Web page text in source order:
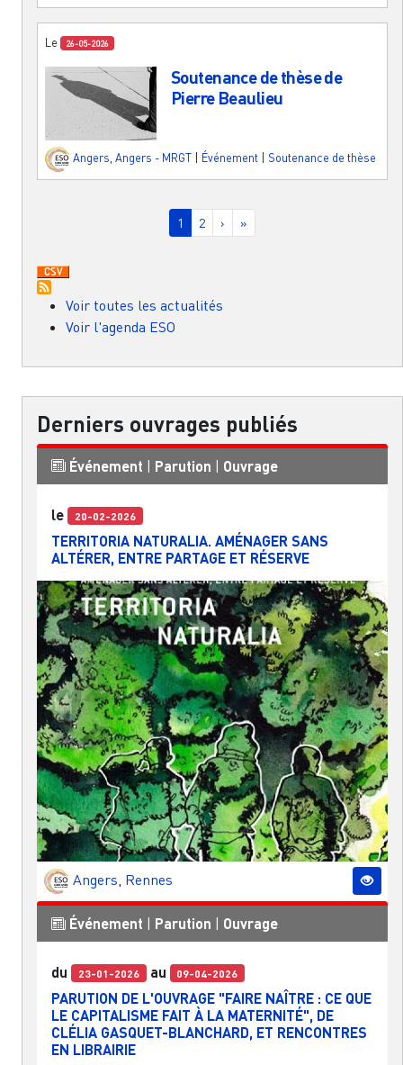
Le 26-05-2026
Soutenance de thèse de
Pierre Beaulieu
Angers Angers - MRGT Événement Soutenance de thèse
Page courante
1 Page
2 Page suivante
› Dernière page
»
Voir toutes les actualités
Voir l'agenda ESO
Derniers ouvrages publiés
Événement | Parution | Ouvrage
le 20-02-2026
TERRITORIA NATURALIA. AMÉNAGER SANS
ALTÉRER, ENTRE PARTAGE ET RÉSERVE
Angers Rennes
Événement Parution Ouvrage
du 23-01-2026 au 09-04-2026
PARUTION DE L'OUVRAGE "FAIRE NAÎTRE : CE QUE
LE CAPITALISME FAIT À LA MATERNITÉ", DE
CLÉLIA GASQUET-BLANCHARD, ET RENCONTRES
EN LIBRAIRIE